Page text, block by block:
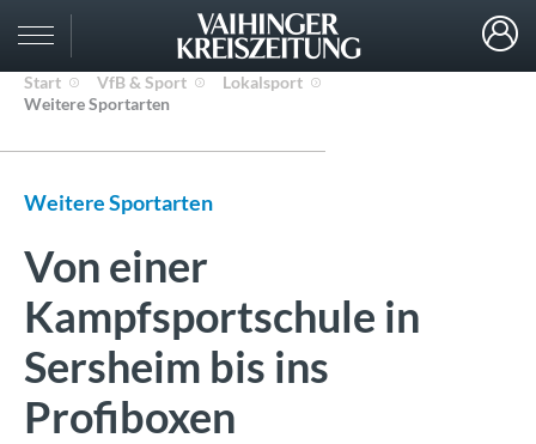
Start VfB & Sport
Lokalsport
Weitere Sportarten
Weitere Sportarten
Von einer
Kampfsportschule in
Sersheim bis ins
Profiboxen